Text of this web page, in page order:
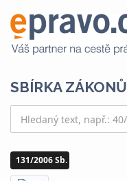
SBÍRKA ZÁKONŮ
131/2006 Sb.